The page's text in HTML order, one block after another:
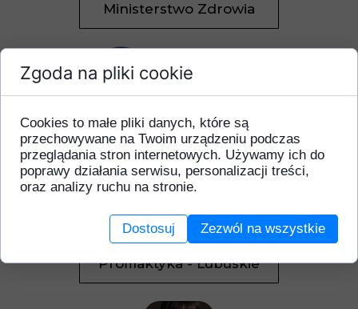
Ministerstwo Zdrowia
Główny Inspektorat
Sanitarny
Profilaktyka - Lubuskie
Zgoda na pliki cookie
Cookies to małe pliki danych, które są
przechowywane na Twoim urządzeniu podczas
przeglądania stron internetowych. Używamy ich do
poprawy działania serwisu, personalizacji treści,
oraz analizy ruchu na stronie.
Dostosuj Zezwól na wszystkie